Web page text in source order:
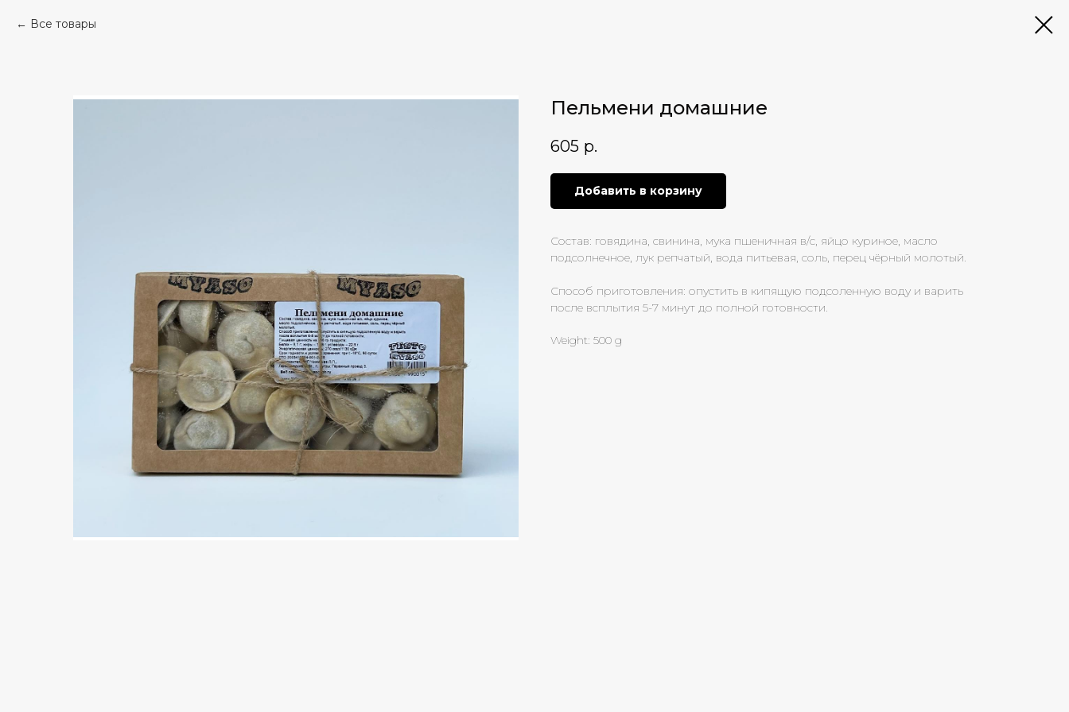
Все товары
Пельмени домашние
605 р.
Добавить в корзину
Состав: говядина, свинина, мука пшеничная в/с, яйцо куриное, масло
подсолнечное, лук репчатый, вода питьевая, соль, перец чёрный молотый.
Способ приготовления: опустить в кипящую подсоленную воду и варить
после всплытия 5-7 минут до полной готовности.
Weight: 500 g